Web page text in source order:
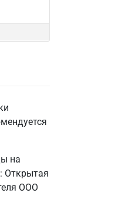
на
Открытая
ООО